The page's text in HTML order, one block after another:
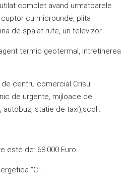
complet avand urmatoarele
cu microunde, plita
de spalat rufe, un televizor.
termic geotermal, intretinerea
centru comercial Crisul
de urgente, mijloace de
statie de taxi),scoli.
este de: 68.000 Euro
“C”.